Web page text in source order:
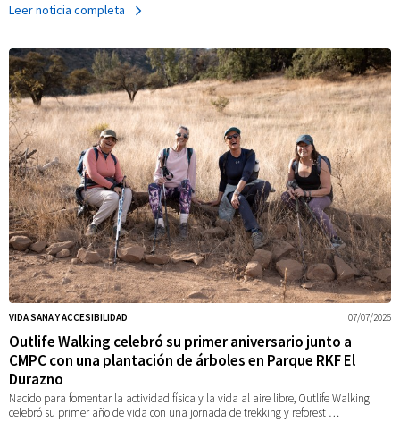
Leer noticia completa
07/07/2026
VIDA SANA Y ACCESIBILIDAD
Outlife Walking celebró su primer aniversario junto a
CMPC con una plantación de árboles en Parque RKF El
Durazno
Nacido para fomentar la actividad física y la vida al aire libre, Outlife Walking
celebró su primer año de vida con una jornada de trekking y reforest …